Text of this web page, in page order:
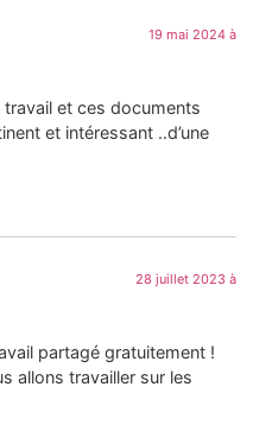
19 mai 2024 à
et ces documents
et intéressant ..d’une
28 juillet 2023 à
partagé gratuitement !
allons travailler sur les